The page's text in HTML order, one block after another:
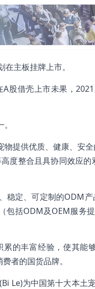
主板挂牌上市。
股借壳上市未果，
提供优质、健康、安
度整合且具协同效应
稳定、可定制的ODM
包括ODM及OEM服务
的丰富经验，使其
者的国货品牌。
Le)为中国第十大本土